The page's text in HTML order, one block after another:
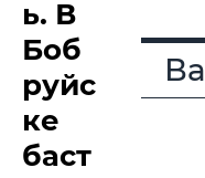
ь. В
Боб
руйс
ке
баст